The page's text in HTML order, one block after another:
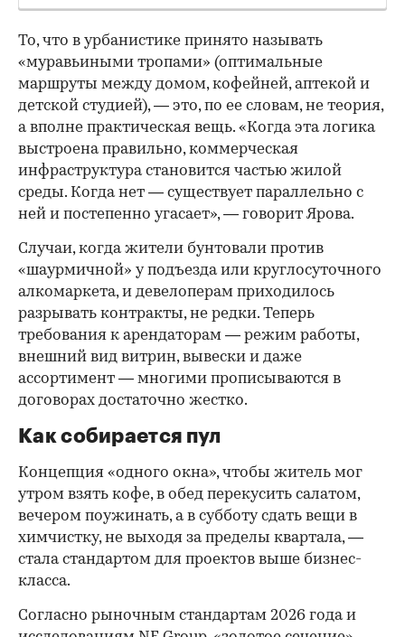
То, что в урбанистике принято называть
«муравьиными тропами» (оптимальные
маршруты между домом, кофейней, аптекой и
детской студией), — это, по ее словам, не теория,
а вполне практическая вещь. «Когда эта логика
выстроена правильно, коммерческая
инфраструктура становится частью жилой
среды. Когда нет — существует параллельно с
ней и постепенно угасает», — говорит Ярова.
Случаи, когда жители бунтовали против
«шаурмичной» у подъезда или круглосуточного
алкомаркета, и девелоперам приходилось
разрывать контракты, не редки. Теперь
требования к арендаторам — режим работы,
внешний вид витрин, вывески и даже
ассортимент — многими прописываются в
договорах достаточно жестко.
Как собирается пул
Концепция «одного окна», чтобы житель мог
утром взять кофе, в обед перекусить салатом,
вечером поужинать, а в субботу сдать вещи в
химчистку, не выходя за пределы квартала, —
стала стандартом для проектов выше бизнес-
класса.
Согласно рыночным стандартам 2026 года и